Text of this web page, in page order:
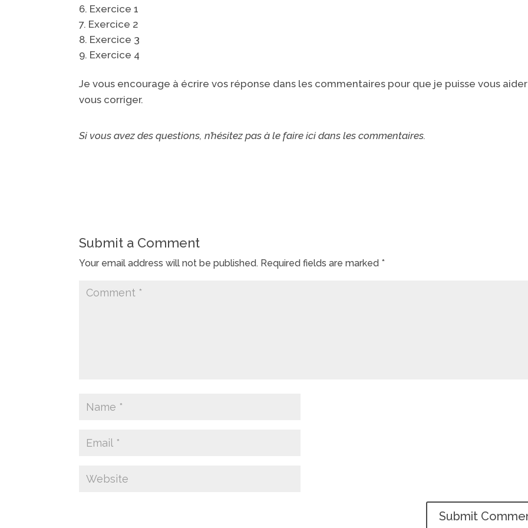
Exercice 1
Exercice 2
Exercice 3
Exercice 4
Je vous encourage à écrire vos réponse dans les commentaires pour que je puisse vous
vous corriger.
Si vous avez des questions, n’hésitez pas à le faire ici dans les commentaires.
Submit a Comment
Your email address will not be published. Required fields are marked *